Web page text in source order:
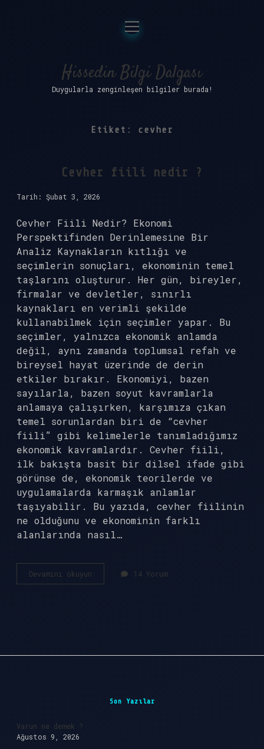
Anasayfa
Gizlilik Politikası
Yasal Uyarı
menüyü
aç
Hissedin Bilgi Dalgası
Duygularla zenginleşen bilgiler burada!
Etiket: cevher
Cevher fiili nedir ?
Tarih: Şubat 3, 2026
Cevher Fiili Nedir? Ekonomi
Perspektifinden Derinlemesine Bir
Analiz Kaynakların kıtlığı ve
seçimlerin sonuçları, ekonominin temel
taşlarını oluşturur. Her gün, bireyler,
firmalar ve devletler, sınırlı
kaynakları en verimli şekilde
kullanabilmek için seçimler yapar. Bu
seçimler, yalnızca ekonomik anlamda
değil, aynı zamanda toplumsal refah ve
bireysel hayat üzerinde de derin
etkiler bırakır. Ekonomiyi, bazen
sayılarla, bazen soyut kavramlarla
anlamaya çalışırken, karşımıza çıkan
temel sorunlardan biri de “cevher
fiili” gibi kelimelerle tanımladığımız
ekonomik kavramlardır. Cevher fiili,
ilk bakışta basit bir dilsel ifade gibi
görünse de, ekonomik teorilerde ve
uygulamalarda karmaşık anlamlar
taşıyabilir. Bu yazıda, cevher fiilinin
ne olduğunu ve ekonominin farklı
alanlarında nasıl…
Devamını okuyun
fiili
14 Yorum
Son Yazılar
Varun ne demek ?
Ağustos 9, 2026